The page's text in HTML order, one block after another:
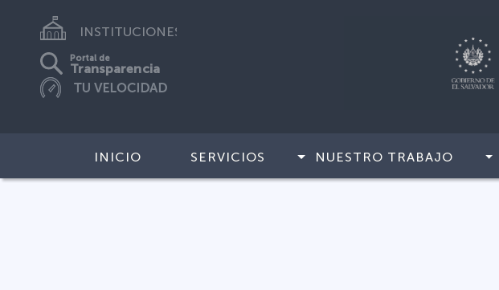
INSTITUCIONES
Portal de
Transparencia
INICIO SERVICIOS NUESTRO TRABAJO